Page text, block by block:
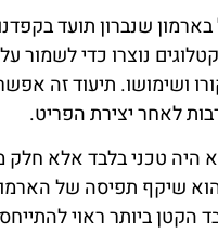
שנברון תועד
נוצרו כדי לשמור
ושימושו. תיעוד זה
לאחר יצירת הפריט.
היה טכני בלבד אלא חלק
שיקף תפיסה של
הקטן ביותר ראוי